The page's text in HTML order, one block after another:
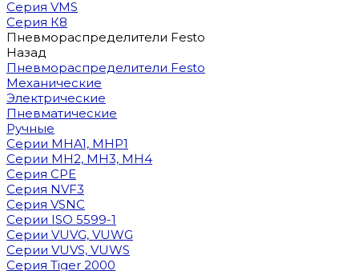
Серия VMS
Серия К8
Пневмораспределители Festo
Назад
Пневмораспределители Festo
Механические
Электрические
Пневматические
Ручные
Cерии MHA1, MHP1
Cерии MH2, MH3, MH4
Cерия CPE
Серия NVF3
Серия VSNC
Серии ISO 5599-1
Серии VUVG, VUWG
Серии VUVS, VUWS
Серия Tiger 2000